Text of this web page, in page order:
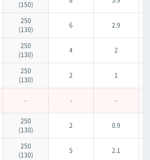
(150)
250
(130)
6 2.9
250
(130)
4 2
250
(130)
2 1
- - -
250
(130)
2 0.9
250
(130)
5 2.1